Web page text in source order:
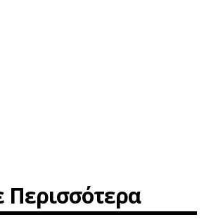
Περισσότερα